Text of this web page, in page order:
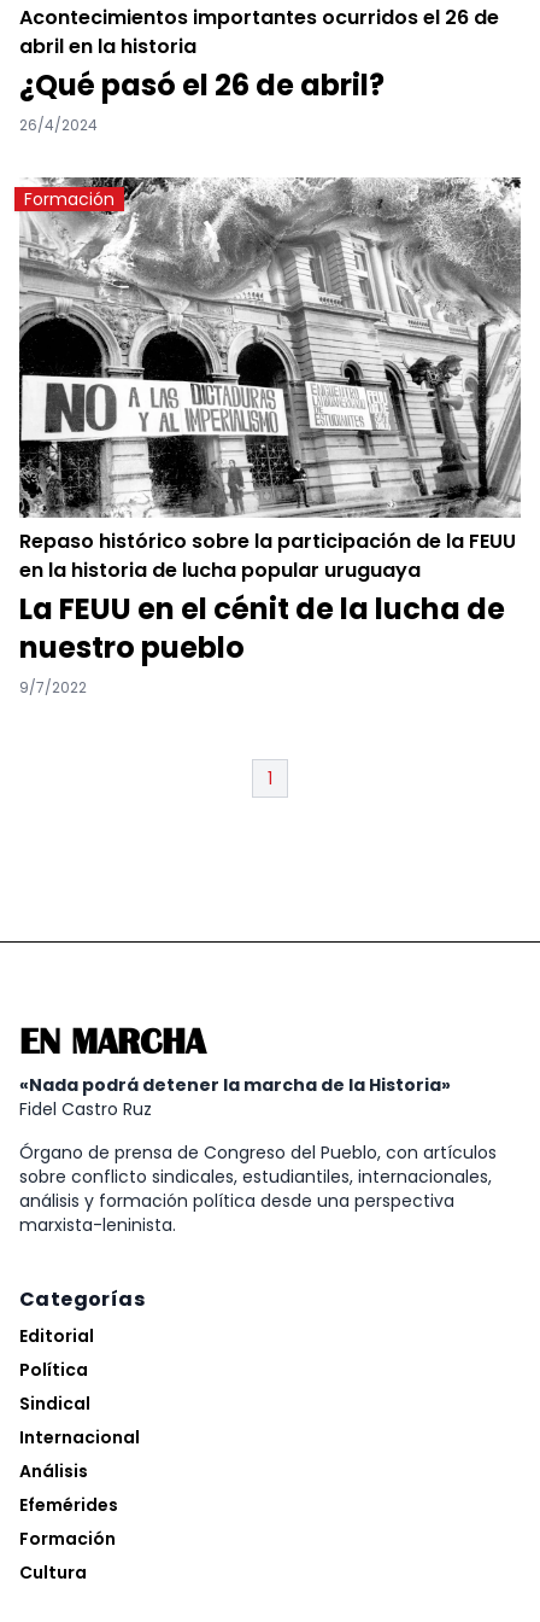
Acontecimientos importantes ocurridos el 26 de
abril en la historia
¿Qué pasó el 26 de abril?
26/4/2024
Formación
Repaso histórico sobre la participación de la FEUU
en la historia de lucha popular uruguaya
La FEUU en el cénit de la lucha de
nuestro pueblo
9/7/2022
1
EN MARCHA
«Nada podrá detener la marcha de la Historia»
Fidel Castro Ruz
Órgano de prensa de Congreso del Pueblo, con artículos
sobre conflicto sindicales, estudiantiles, internacionales,
análisis y formación política desde una perspectiva
marxista-leninista.
Categorías
Editorial
Política
Sindical
Internacional
Análisis
Efemérides
Formación
Cultura